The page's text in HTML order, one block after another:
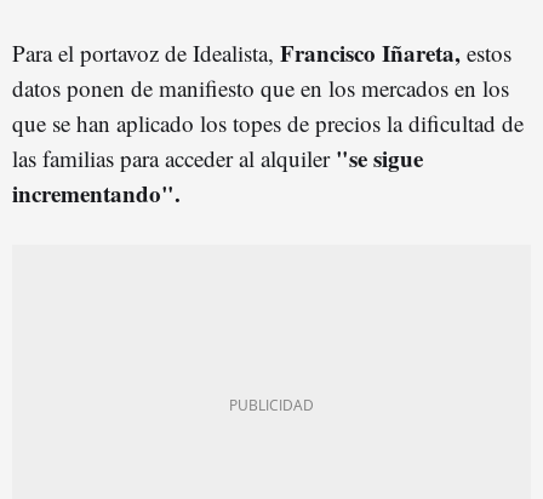
Para el portavoz de Idealista, Francisco Iñareta, estos
datos ponen de manifiesto que en los mercados en los
que se han aplicado los topes de precios la dificultad de
las familias para acceder al alquiler"se sigue
incrementando".